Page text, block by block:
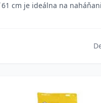
61 cm je ideálna na